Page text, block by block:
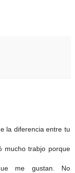
la diferencia entre tu
mucho trabjo porque
me gustan. No